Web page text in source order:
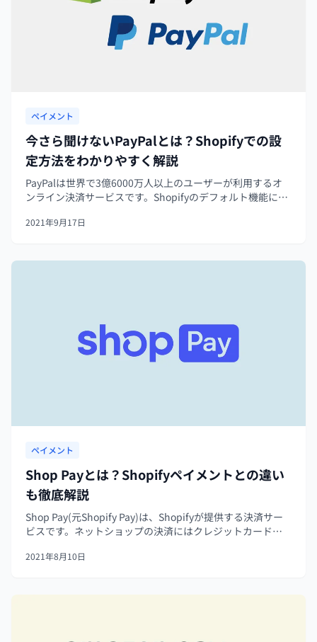
ペイメント
今さら聞けないPayPalとは？Shopifyでの設
定方法をわかりやすく解説
PayPalは世界で3億6000万人以上のユーザーが利用するオ
ンライン決済サービスです。Shopifyのデフォルト機能に設
ックで連携することができます。今回はそんなPayPalの概
2021年9月17日
ペイメント
Shop Payとは？Shopifyペイメントとの違い
も徹底解説
Shop Pay(元Shopify Pay)は、Shopifyが提供する決済サー
ビスです。ネットショップの決済にはクレジットカード情
りますが、Shop Payは一度利用すると決済に必要な個
2021年8月10日